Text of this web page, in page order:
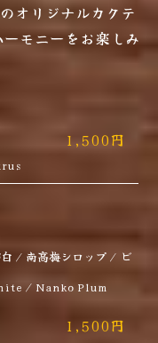
オリジナルカクテ
モニーをお楽しみ
1,500円
/ 南高梅シロップ / ビ
/ Nanko Plum
1,500円